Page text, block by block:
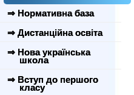
⇒ Нормативна база
⇒ Дистанційна освіта
⇒ Нова українська
школа
⇒ Вступ до першого
класу